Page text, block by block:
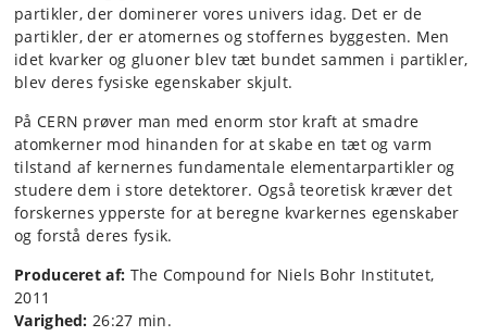
partikler, der dominerer vores univers idag. Det er de
partikler, der er atomernes og stoffernes byggesten. Men
idet kvarker og gluoner blev tæt bundet sammen i partikler,
blev deres fysiske egenskaber skjult.
På CERN prøver man med enorm stor kraft at smadre
atomkerner mod hinanden for at skabe en tæt og varm
tilstand af kernernes fundamentale elementarpartikler og
studere dem i store detektorer. Også teoretisk kræver det
forskernes ypperste for at beregne kvarkernes egenskaber
og forstå deres fysik.
Produceret af: The Compound for Niels Bohr Institutet,
2011
Varighed: 26:27 min.